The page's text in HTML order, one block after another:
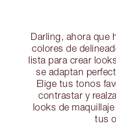
Darling, ahora que
colores de
lista para crear
se adaptan
Elige tus tonos
contrastar y
looks de
tus